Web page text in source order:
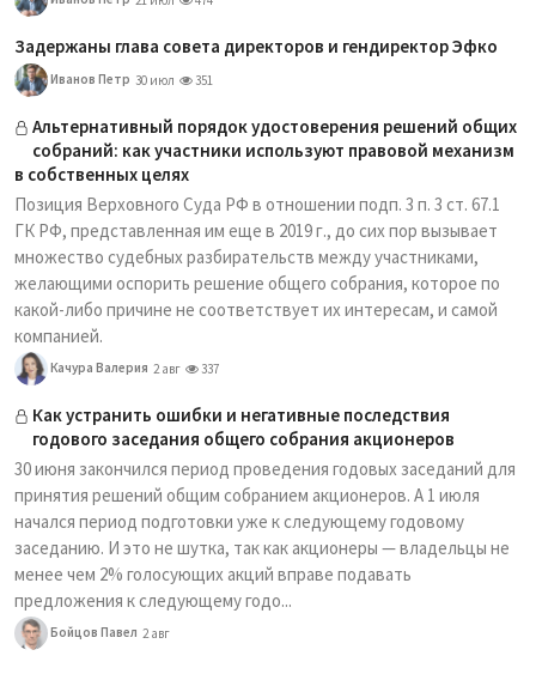
Задержаны глава совета директоров и гендиректор Эфко
Иванов Петр 30 июл 351
Альтернативный порядок удостоверения решений общих
собраний: как участники используют правовой механизм
в собственных целях
Позиция Верховного Суда РФ в отношении подп. 3 п. 3 ст. 67.1
ГК РФ, представленная им еще в 2019 г., до сих пор вызывает
множество судебных разбирательств между участниками,
желающими оспорить решение общего собрания, которое по
какой-либо причине не соответствует их интересам, и самой
компанией.
Качура Валерия 2 авг 337
Как устранить ошибки и негативные последствия
годового заседания общего собрания акционеров
30 июня закончился период проведения годовых заседаний для
принятия решений общим собранием акционеров. А 1 июля
начался период подготовки уже к следующему годовому
заседанию. И это не шутка, так как акционеры — владельцы не
менее чем 2% голосующих акций вправе подавать
предложения к следующему годо...
Бойцов Павел 2 авг